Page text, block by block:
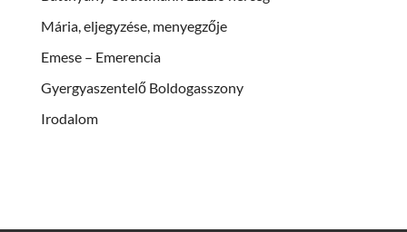
Mária, eljegyzése, menyegzője
Emese – Emerencia
Gyergyaszentelő Boldogasszony
Irodalom